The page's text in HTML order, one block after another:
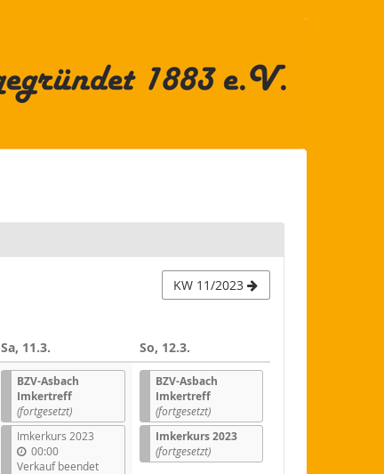
KW 11/2023
Sa, 11.3.
BZV-Asbach
Imkertreff
(fortgesetzt)
Imkerkurs 2023
00:00
Verkauf beendet
So, 12.3.
BZV-Asbach
Imkertreff
(fortgesetzt)
Imkerkurs 2023
(fortgesetzt)